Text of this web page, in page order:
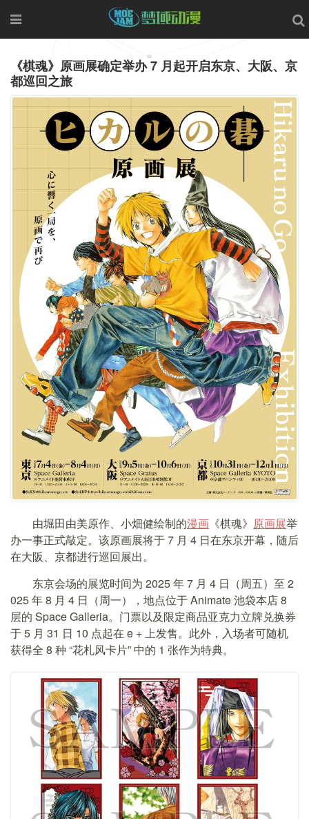
《棋魂》原画展确定举办 7 月起开启东京、大阪、京
都巡回之旅
由堀田由美原作、小畑健绘制的漫画 《棋魂》 原画展举
办一事正式敲定。该原画展将于 7 月 4 日在东京开幕，随后
在大阪、京都进行巡回展出。
东京会场的展览时间为 2025 年 7 月 4 日（周五）至 2
025 年 8 月 4 日（周一），地点位于 Animate 池袋本店 8
层的 Space Galleria。门票以及限定商品亚克力立牌兑换券
于 5 月 31 日 10 点起在 e + 上发售。此外，入场者可随机
获得全 8 种 “花札风卡片” 中的 1 张作为特典。